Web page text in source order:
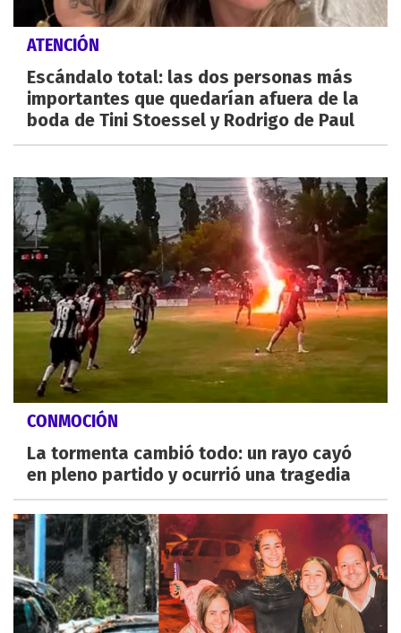
ATENCIÓN
Escándalo total: las dos personas más
importantes que quedarían afuera de la
boda de Tini Stoessel y Rodrigo de Paul
CONMOCIÓN
La tormenta cambió todo: un rayo cayó
en pleno partido y ocurrió una tragedia